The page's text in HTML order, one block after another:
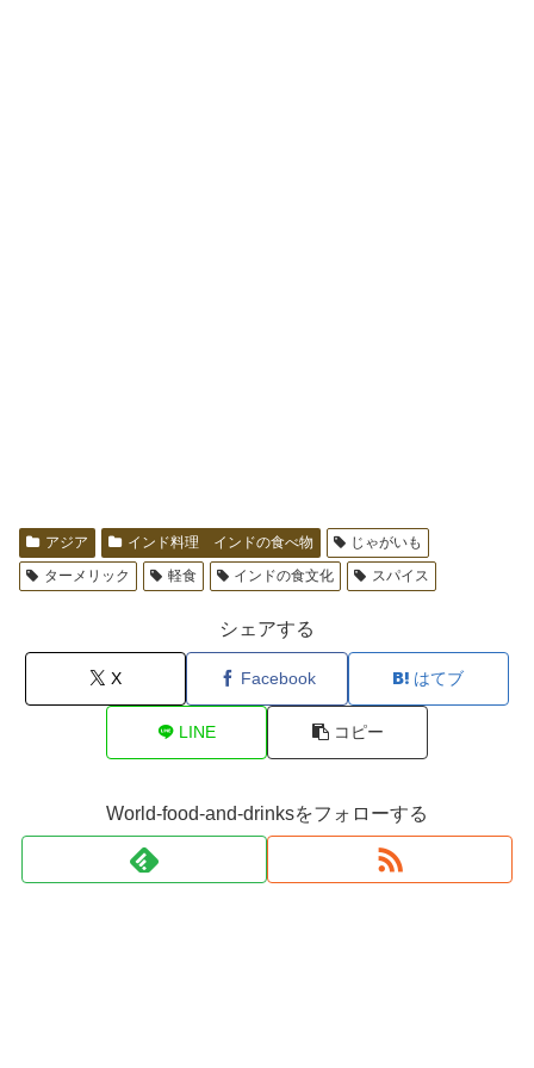
アジア インド料理 インドの食べ物
じゃがいも
ターメリック
軽食 インドの食文化 スパイス
シェアする
X Facebook はてブ
LINE コピー
World-food-and-drinksをフォローする